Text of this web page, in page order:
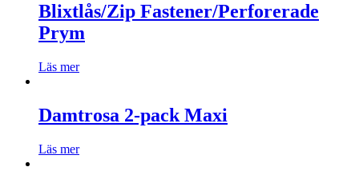
Blixtlås/Zip Fastener/Perforerade
Prym
Läs mer
Damtrosa 2-pack Maxi
Läs mer